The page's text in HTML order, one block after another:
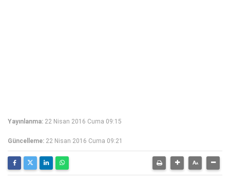
Yayınlanma: 22 Nisan 2016 Cuma 09:15
Güncelleme: 22 Nisan 2016 Cuma 09:21